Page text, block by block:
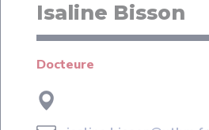
Isaline Bisson
Docteure